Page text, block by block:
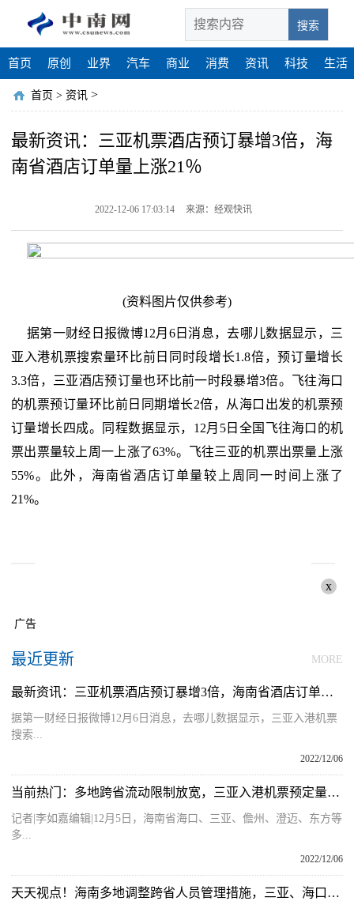
搜索
首页 原创 业界 汽车 商业 消费 资讯 科技 生活
首页 > 资讯 >
最新资讯：三亚机票酒店预订暴增3倍，海
南省酒店订单量上涨21％
2022-12-06 17:03:14 来源：经观快讯
(资料图片仅供参考)
据第一财经日报微博12月6日消息，去哪儿数据显示，三
亚入港机票搜索量环比前日同时段增长1.8倍，预订量增长
3.3倍，三亚酒店预订量也环比前一时段暴增3倍。飞往海口
的机票预订量环比前日同期增长2倍，从海口出发的机票预
订量增长四成。同程数据显示，12月5日全国飞往海口的机
票出票量较上周一上涨了63%。飞往三亚的机票出票量上涨
55%。此外，海南省酒店订单量较上周同一时间上涨了
21%。
x
广告
最近更新 MORE
最新资讯：三亚机票酒店预订暴增3倍，海南省酒店订单量上涨21％
据第一财经日报微博12月6日消息，去哪儿数据显示，三亚入港机票
搜索...
2022/12/06
当前热门：多地跨省流动限制放宽，三亚入港机票预定量增长3.3倍
记者|李如嘉编辑|12月5日，海南省海口、三亚、儋州、澄迈、东方等
多...
2022/12/06
天天视点！海南多地调整跨省人员管理措施，三亚、海口等地机票酒店预订量暴涨